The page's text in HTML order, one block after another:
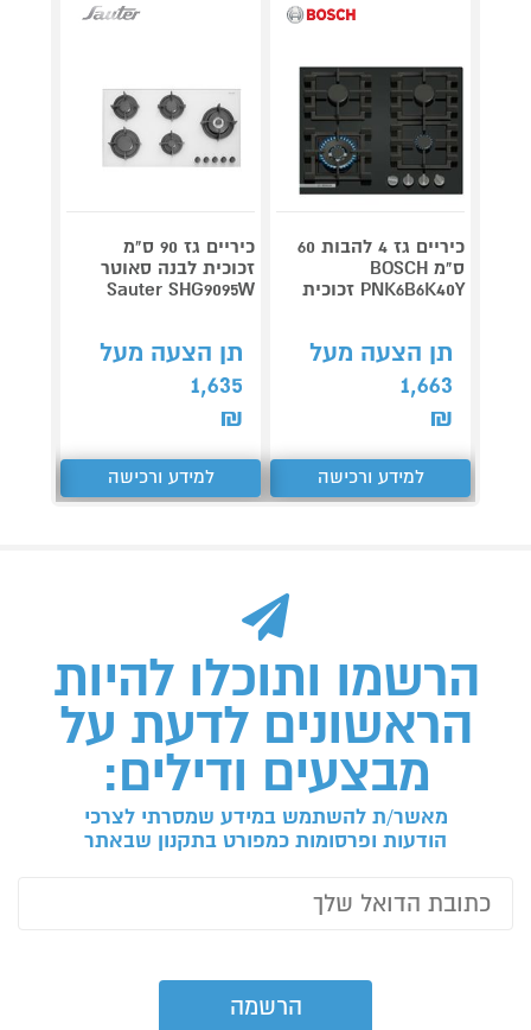
כיריים גז 4 להבות 60
ס"מ BOSCH
PNK6B6K40Y זכוכית
תן הצעה מעל
1,663
₪
למידע ורכישה
כיריים גז 90 ס"מ
זכוכית לבנה סאוטר
Sauter SHG9095W
תן הצעה מעל
1,635
₪
למידע ורכישה
הרשמו ותוכלו להיות
הראשונים לדעת על
מבצעים ודילים:
מאשר/ת להשתמש במידע שמסרתי לצרכי
הודעות ופרסומות כמפורט בתקנון שבאתר